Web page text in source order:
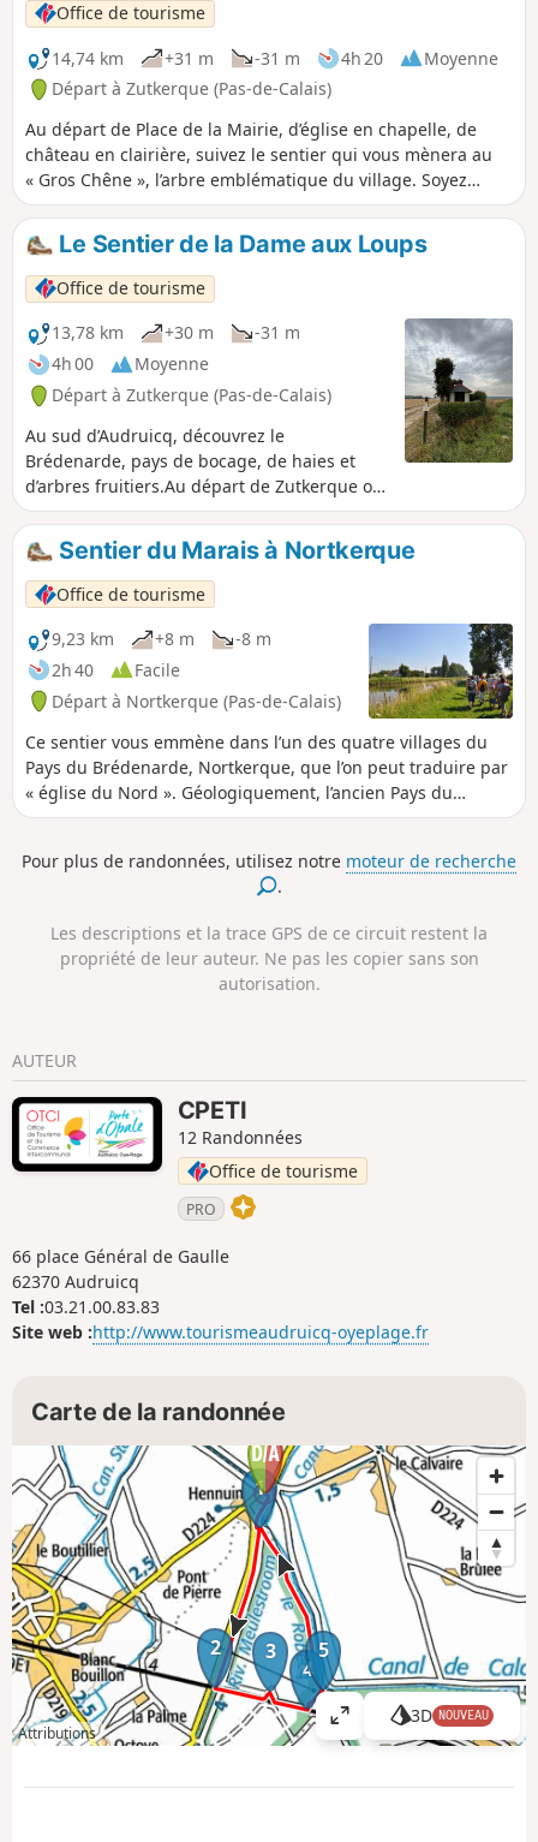
Office de tourisme
14,74 km
+31 m -31 m 4h 20
Moyenne
Départ à Zutkerque (Pas-de-Calais)
Au départ de Place de la Mairie, d’église en chapelle, de
château en clairière, suivez le sentier qui vous mènera au
« Gros Chêne », l’arbre emblématique du village. Soyez
attentif, du haut de son grand âge, il aura peut-être
quelques secrets à vous confier…
Le Sentier de la Dame aux Loups
Office de tourisme
13,78 km
+30 m
-31 m
4h 00
Moyenne
Départ à Zutkerque (Pas-de-Calais)
Au sud d’Audruicq, découvrez le
Brédenarde, pays de bocage, de haies et
d’arbres fruitiers.Au départ de Zutkerque ou
de Polincove, empruntez le sentier de la
Dame aux Loups, en hommage à la
baronnede Draëck, vous pourrez admirer
son château, les premières collines de
l’Artois et suivre le dessin sinueux de la Hem
: la rivière aux moulins.
Sentier du Marais à Nortkerque
Office de tourisme
9,23 km
+8 m
-8 m
2h 40
Facile
Départ à Nortkerque (Pas-de-Calais)
Ce sentier vous emmène dans l’un des quatre villages du
Pays du Brédenarde, Nortkerque, que l’on peut traduire par
« église du Nord ». Géologiquement, l’ancien Pays du
Brédenarde est composé d’une couche d’argile posée sur la
bocage, de haies, d’arbres fruitiers et d’élevage. Jadis, le
Brédenarde comprenait également les communes
passerelle n'existe plus, passage impossible jusqu'à nouvel
ordre (voir infos pratiques).
Pour plus de randonnées, utilisez notre moteur de recherche
.
Les descriptions et la trace GPS de ce circuit restent la
propriété de leur auteur. Ne pas les copier sans son
autorisation.
AUTEUR
CPETI
12 Randonnées
Office de tourisme
PRO
66 place Général de Gaulle
62370 Audruicq
Tel :03.21.00.83.83
Site web :http://www.tourismeaudruicq-oyeplage.fr
Carte de la randonnée
1
2 3
4
5
Attributions
A
ff
3D NOUVEAU